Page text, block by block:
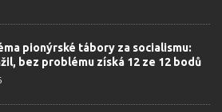
pionýrské tábory za socialismu:
bez problému získá 12 ze 12 bodů